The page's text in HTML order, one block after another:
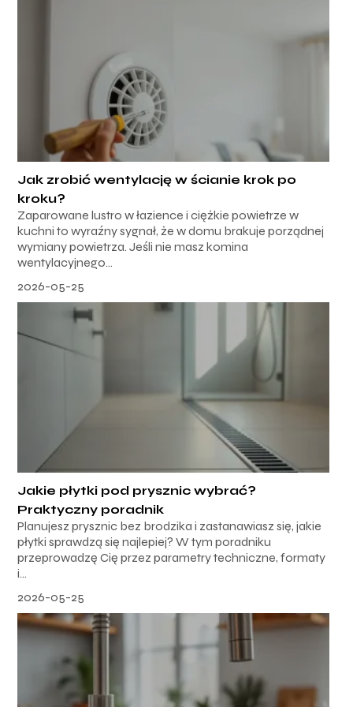
Jak zrobić wentylację w ścianie krok po
kroku?
Zaparowane lustro w łazience i ciężkie powietrze w
kuchni to wyraźny sygnał, że w domu brakuje porządnej
wymiany powietrza. Jeśli nie masz komina
wentylacyjnego...
2026-05-25
Jakie płytki pod prysznic wybrać?
Praktyczny poradnik
Planujesz prysznic bez brodzika i zastanawiasz się, jakie
płytki sprawdzą się najlepiej? W tym poradniku
przeprowadzę Cię przez parametry techniczne, formaty
i...
2026-05-25